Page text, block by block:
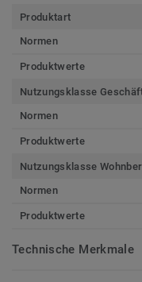
Produktart
Normen
Produktwerte
Nutzungsklasse
Normen
Produktwerte
Nutzungsklasse
Normen
Produktwerte
Technische Merkmale